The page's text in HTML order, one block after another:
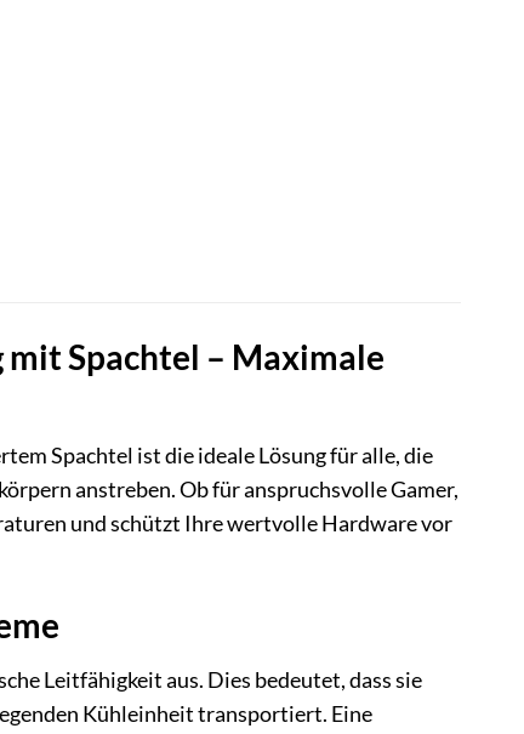
Spachtel – Maximale
Spachtel ist die ideale Lösung für alle, die
anstreben. Ob für anspruchsvolle Gamer,
und schützt Ihre wertvolle Hardware vor
Leitfähigkeit aus. Dies bedeutet, dass sie
Kühleinheit transportiert. Eine